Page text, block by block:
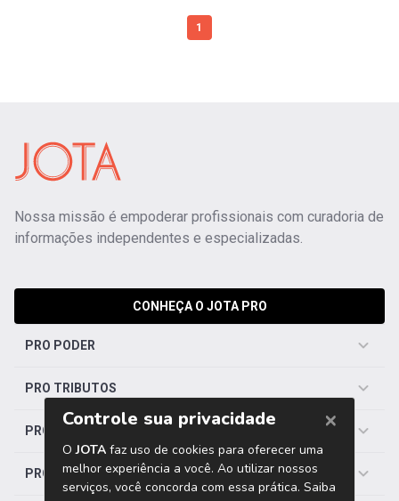
1
Nossa missão é empoderar profissionais com curadoria de
informações independentes e especializadas.
CONHEÇA O JOTA PRO
PRO PODER
PRO TRIBUTOS
PRO TRABALHISTA
PRO SAÚDE